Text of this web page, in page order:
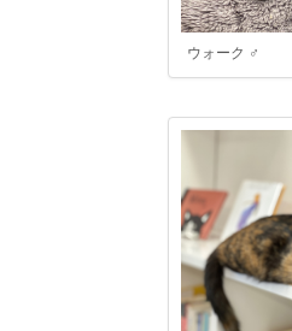
ウォーク ♂